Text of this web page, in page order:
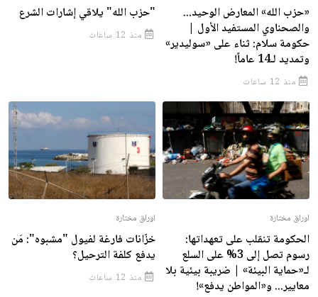
«حزب الله» المعارض الوحيد...
والصحناوي المستفيد الأول |
حكومة سلام: ثناء على «سوليدير»
وتمديد لـ14 عاماً!
منذ 12 ساعات
"حزب الله" يلاقي إشارات الشرع
منذ 12 ساعات
اوراق مختارة
الحكومة تنقلب على تعهداتها:
رسوم تصل إلى 3% على السلع
لـ«حماية البيئة» | ضريبة بيئية بلا
معايير... و«المواطن يدفع»!
اوراق مختارة
خزّانات فارغة لفيول "مشبوه": مَن
يدفع كلفة الترحيل؟
منذ 12 ساعات